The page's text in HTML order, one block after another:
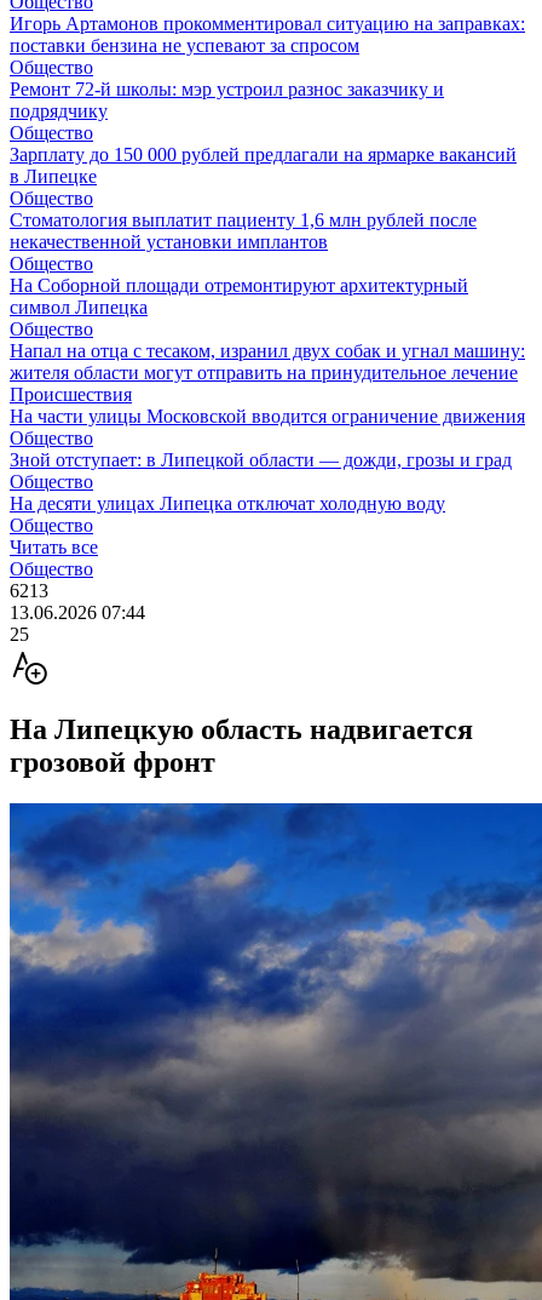
Игорь Артамонов прокомментировал ситуацию на заправках:
поставки бензина не успевают за спросом
Общество
Ремонт 72‑й школы: мэр устроил разнос заказчику и
подрядчику
Общество
Зарплату до 150 000 рублей предлагали на ярмарке вакансий
в Липецке
Общество
Стоматология выплатит пациенту 1,6 млн рублей после
некачественной установки имплантов
Общество
На Соборной площади отремонтируют архитектурный
символ Липецка
Общество
Напал на отца с тесаком, изранил двух собак и угнал машину:
жителя области могут отправить на принудительное лечение
Происшествия
На части улицы Московской вводится ограничение движения
Общество
Зной отступает: в Липецкой области — дожди, грозы и град
Общество
На десяти улицах Липецка отключат холодную воду
Общество
Читать все
Общество
6213
13.06.2026 07:44
25
На Липецкую область надвигается
грозовой фронт